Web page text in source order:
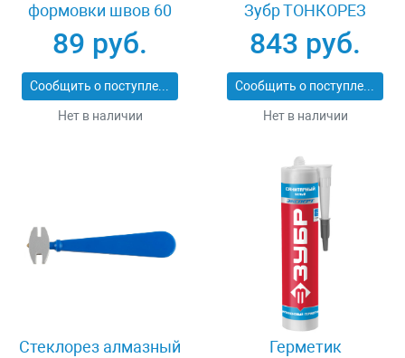
формовки швов 60
мм Stayer 10165-H2
89 руб.
Сообщить о поступлении
Нет в наличии
Зубр ТОНКОРЕЗ
36659-125_z01
843 руб.
Сообщить о поступлении
Нет в наличии
Стеклорез алмазный
Герметик